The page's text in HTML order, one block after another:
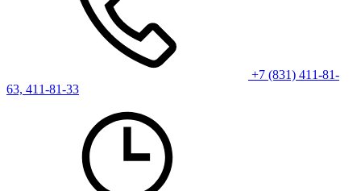
+7 (831) 411-81-
63, 411-81-33